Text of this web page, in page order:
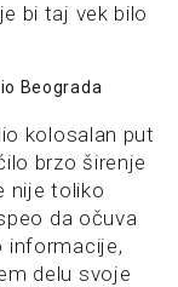
bi taj vek bilo
Beograda
kolosalan put
brzo širenje
nije toliko
da očuva
informacije,
delu svoje